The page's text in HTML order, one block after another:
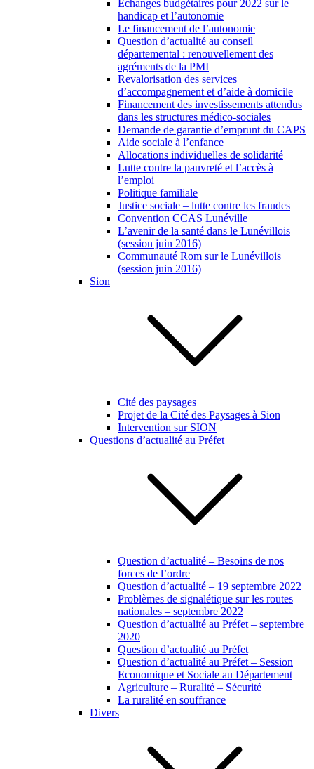
Échanges budgétaires pour 2022 sur le
handicap et l’autonomie
Le financement de l’autonomie
Question d’actualité au conseil
départemental : renouvellement des
agréments de la PMI
Revalorisation des services
d’accompagnement et d’aide à domicile
Financement des investissements attendus
dans les structures médico-sociales
Demande de garantie d’emprunt du CAPS
Aide sociale à l’enfance
Allocations individuelles de solidarité
Lutte contre la pauvreté et l’accès à
l’emploi
Politique familiale
Justice sociale – lutte contre les fraudes
Convention CCAS Lunéville
L’avenir de la santé dans le Lunévillois
(session juin 2016)
Communauté Rom sur le Lunévillois
(session juin 2016)
Sion
Cité des paysages
Projet de la Cité des Paysages à Sion
Intervention sur SION
Questions d’actualité au Préfet
Question d’actualité – Besoins de nos
forces de l’ordre
Question d’actualité – 19 septembre 2022
Problèmes de signalétique sur les routes
nationales – septembre 2022
Question d’actualité au Préfet – septembre
2020
Question d’actualité au Préfet
Question d’actualité au Préfet – Session
Economique et Sociale au Département
Agriculture – Ruralité – Sécurité
La ruralité en souffrance
Divers